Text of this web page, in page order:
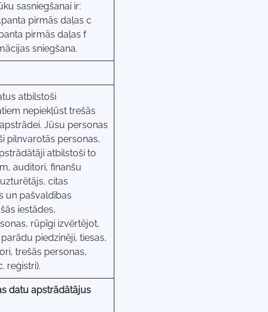
sasniegšanai ir:
pirmās daļas c
pirmās daļas f
sniegšana.
atbilstoši
nepiekļūst trešās
Jūsu personas
pilnvarotās personas,
atbilstoši to
auditori, finanšu
citas
un pašvaldības
iestādes,
rūpīgi izvērtējot,
piedzinēji, tiesas,
trešās personas,
reģistri).
datu apstrādātājus